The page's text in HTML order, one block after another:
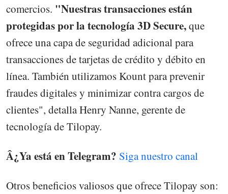
comercios. "Nuestras transacciones están
protegidas por la tecnología 3D Secure,que
ofrece una capa de seguridad adicional para
transacciones de tarjetas de crédito y débito en
línea. También utilizamos Kount para prevenir
fraudes digitales y minimizar contra cargos de
clientes", detalla Henry Nanne, gerente de
tecnología de Tilopay.
Â¿Ya está en Telegram? Siga nuestro canal
Otros beneficios valiosos que ofrece Tilopay son: